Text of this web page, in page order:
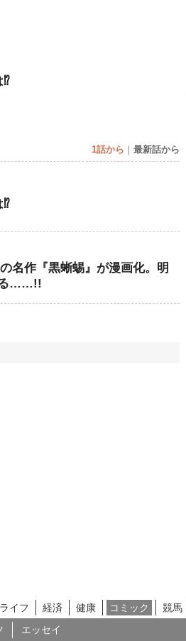
⁉︎
1話から ｜ 最新話から
⁉︎
名作『黒蜥蜴』が漫画化。明
る……!!
ライフ 経済 健康 コミック 競馬
エッセイ